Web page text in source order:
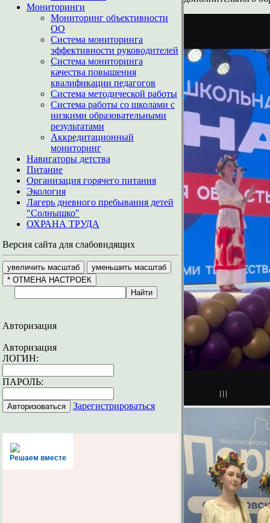
Мониторинги
Мониторинг объективности
ОО
Система мониторинга
эффективности руководителей
Система мониторинга
качества повышения
квалификации педагогов
Система методической работы
Система работы со школами с
низкими образовательными
результатами
Аккредитационный
мониторинг
Навигаторы детства
Питание
Организация горячего питания
Экология
Лагерь дневного пребывания детей
"Солнышко"
ОХРАНА ТРУДА
Версия сайта для слабовидящих
Авторизация
Авторизация
ЛОГИН:
ПАРОЛЬ:
Зарегистрироваться
Решаем вместе